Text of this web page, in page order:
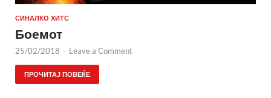
СИНАЛКО ХИТС
Боемот
25/02/2018 - Leave a Comment
ПРОЧИТАЈ ПОВЕЌЕ